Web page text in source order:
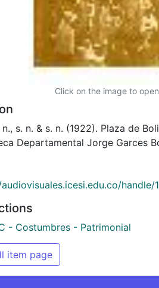
Click on the image to
n., s. n. & s. n. (1922). Plaza de
Departamental Jorge Garces
handle/
- Costumbres - Patrimonial
item page